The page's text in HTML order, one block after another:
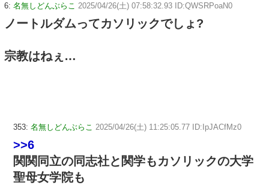
6: 名無しどんぶらこ 2025/04/26(土) 07:58:32.93 ID:QWSRPoaN0
ノートルダムってカソリックでしょ?
宗教はねぇ…
353: 名無しどんぶらこ 2025/04/26(土) 11:25:05.77 ID:IpJACfMz0
>>6
関関同立の同志社と関学もカソリックの大学
聖母女学院も